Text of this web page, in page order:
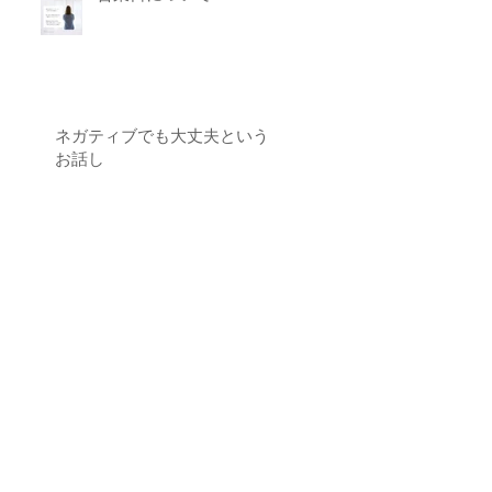
ネガティブでも大丈夫という
お話し